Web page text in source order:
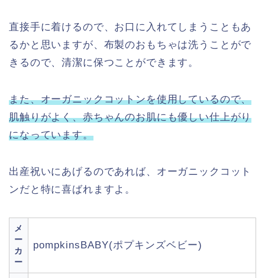
直接手に着けるので、お口に入れてしまうこともあ
るかと思いますが、布製のおもちゃは洗うことがで
きるので、清潔に保つことができます。
また、オーガニックコットンを使用しているので、
肌触りがよく、赤ちゃんのお肌にも優しい仕上がり
になっています。
出産祝いにあげるのであれば、オーガニックコット
ンだと特に喜ばれますよ。
メ
ー
カ
ー
pompkinsBABY(ポプキンズベビー)